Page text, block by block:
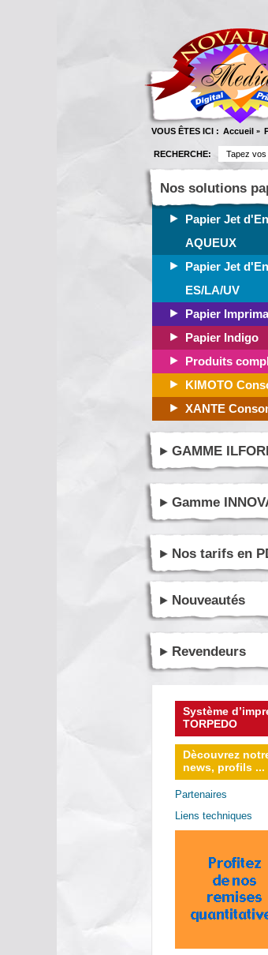
VOUS ÊTES ICI : Accueil »
RECHERCHE:
Nos solutions
Papier Jet
AQUEUX
Papier Jet
ES/LA/UV
Papier
Papier Indigo
Produits
KIMOTO
XANTE
GAMME
Gamme
Nos tarifs en
Nouveautés
Revendeurs
Système
TORPEDO
Dècouvrez
news, profils ...
Partenaires
Liens techniques